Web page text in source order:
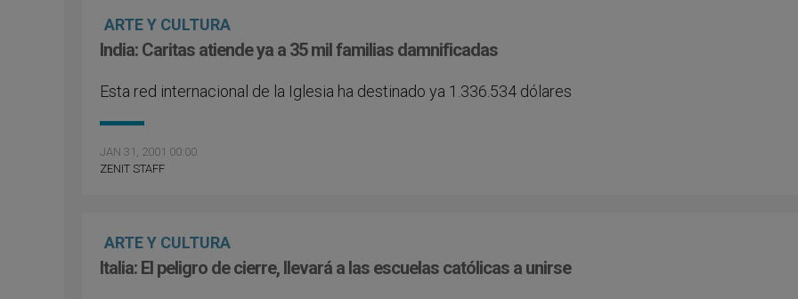
ARTE Y CULTURA
India: Caritas atiende ya a 35 mil familias damnificadas
Esta red internacional de la Iglesia ha destinado ya 1.336.534 dólares
JAN 31, 2001 00:00
ZENIT STAFF
ARTE Y CULTURA
Italia: El peligro de cierre, llevará a las escuelas católicas a unirse